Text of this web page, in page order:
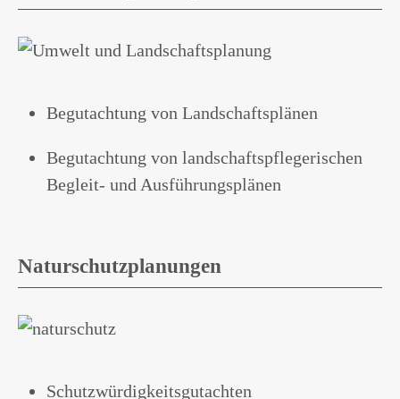
Begutachtung von Landschaftsplänen
Begutachtung von landschaftspflegerischen
Begleit- und Ausführungsplänen
Naturschutzplanungen
Schutzwürdigkeitsgutachten